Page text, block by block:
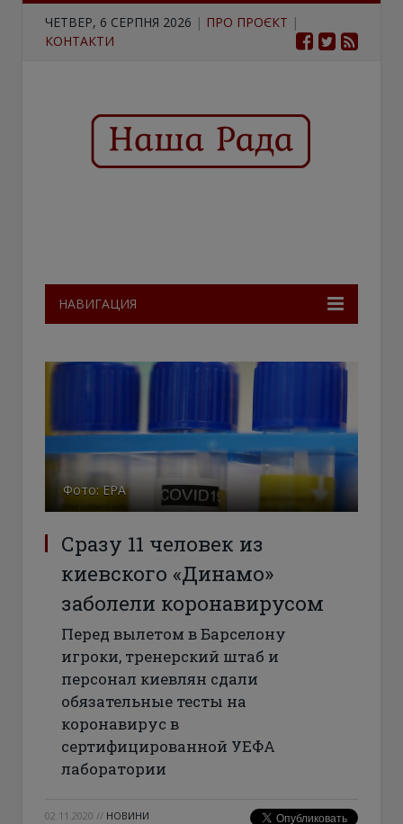
ЧЕТВЕР, 6 СЕРПНЯ 2026 | ПРО ПРОЄКТ |
КОНТАКТИ
НАВИГАЦИЯ
Фото: EPA
Сразу 11 человек из
киевского «Динамо»
заболели коронавирусом
Перед вылетом в Барселону
игроки, тренерский штаб и
персонал киевлян сдали
обязательные тесты на
коронавирус в
сертифицированной УЕФА
лаборатории
02.11.2020 // НОВИНИ